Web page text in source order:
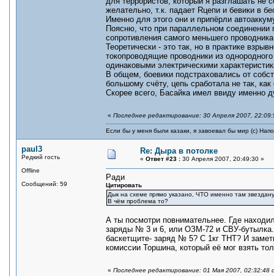
желательно, т.к. падает Rцепи и бевики в
Именно для этого они и припёрли
Поясню, что при параллельном соединении
сопротивления самого меньшего
Теоретически - это так, но в практике
токопроводящие проводники из
одинаковыми электрическими
В общем, боевики подстраховались от
большому счёту, цепь сработала не так,
Скорее всего, Басайка имел ввиду именно
« Последнее редактирование: 30 Апреля 2007,
Если бы у меня были казаки, я завоевал бы мир (с)
paul3
Редкий гость
Offline
Сообщений: 59
Re: Дыра в потолке
« Ответ #23 : 30 Апреля 2007, 20:49:30 »
Ради
Цитировать
Дык на схеме прямо указано, ЧТО именно там
В чём проблема то?
А ты посмотри повнимательнее. Где
заряды № 3 и 6, или ОЗМ-72 и СВУ-бутылка.
баскетщите- заряд № 5? С 1кг ТНТ? И
комиссии Торшина, который её мог взять
« Последнее редактирование: 01 Мая 2007, 02:32:48